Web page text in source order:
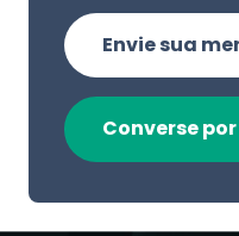
Envie sua
Converse